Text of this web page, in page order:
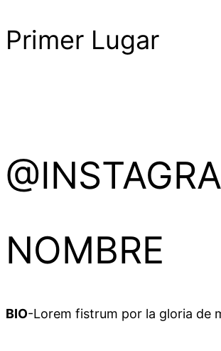
Primer Lugar
NOMBRE
BIO-Lorem fistrum por la gloria de